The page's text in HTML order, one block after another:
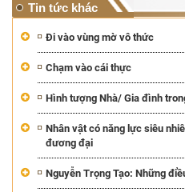
Tin tức khác
Đi vào vùng mờ vô thức
Chạm vào cái thực
Hình tượng Nhà/ Gia đình
Nhân vật có năng lực siêu
đương đại
Nguyễn Trọng Tạo: Những